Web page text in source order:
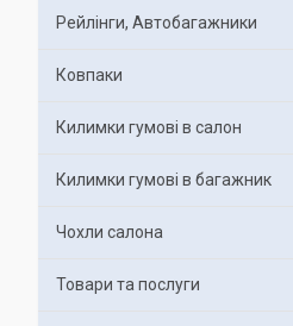
Рейлінги, Автобагажники
Ковпаки
Килимки гумові в салон
Килимки гумові в багажник
Чохли салона
Товари та послуги